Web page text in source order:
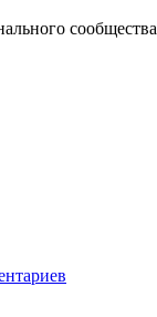
сообщества